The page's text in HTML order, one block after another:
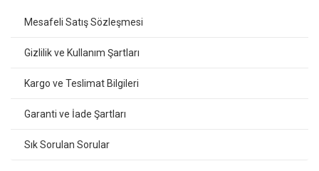
Mesafeli Satış Sözleşmesi
Gizlilik ve Kullanım Şartları
Kargo ve Teslimat Bilgileri
Garanti ve İade Şartları
Sık Sorulan Sorular